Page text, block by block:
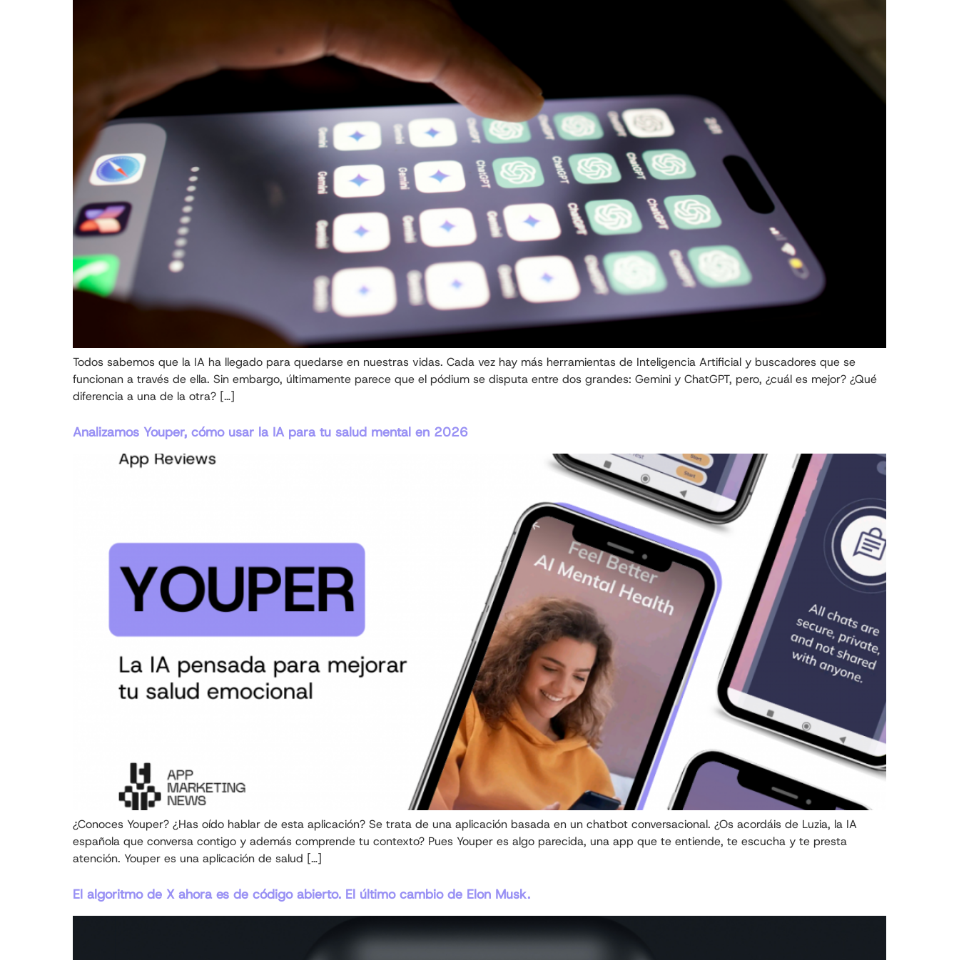
Todos sabemos que la IA ha llegado para quedarse en nuestras vidas. Cada vez hay más herramientas de Inteligencia Artificial y buscadores que se
funcionan a través de ella. Sin embargo, últimamente parece que el pódium se disputa entre dos grandes: Gemini y ChatGPT, pero, ¿cuál es mejor? ¿Qué
diferencia a una de la otra? […]
Analizamos Youper, cómo usar la IA para tu salud mental en 2026
¿Conoces Youper? ¿Has oído hablar de esta aplicación? Se trata de una aplicación basada en un chatbot conversacional. ¿Os acordáis de Luzia, la IA
española que conversa contigo y además comprende tu contexto? Pues Youper es algo parecida, una app que te entiende, te escucha y te presta
atención. Youper es una aplicación de salud […]
El algoritmo de X ahora es de código abierto. El último cambio de Elon Musk.